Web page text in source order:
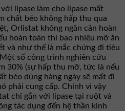
lipase làm cho lipase mất
chất béo không hấp thu qua
Orlistat không ngăn cản hoàn
hoàn toàn thì bao nhiêu mỡ ăn
và như thế là mắc chứng đi tiêu
số công trình nghiên cứu
30% (sự hấp thu mỡ, tức là nếu
béo dùng hàng ngày sẽ mất đi
phải cung cấp. Chính vì vậy
chỉ gắn với lipase tại ruột và
tác dụng đến hệ thần kinh